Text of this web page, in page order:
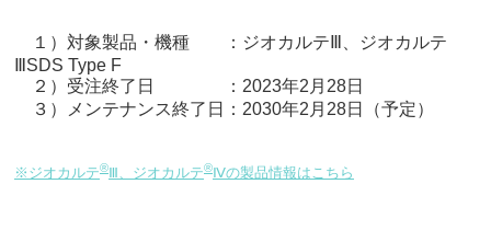
１）対象製品・機種 ：ジオカルテⅢ、ジオカルテ
ⅢSDS Type F
２）受注終了日 ：2023年2月28日
３）メンテナンス終了日：2030年2月28日（予定）
※ジオカルテ®Ⅲ、ジオカルテ®Ⅳの製品情報はこちら